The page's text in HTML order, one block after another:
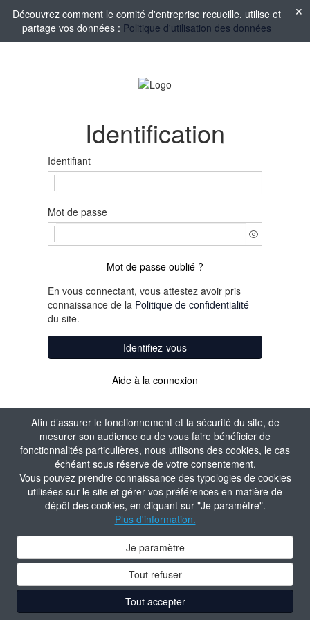
Afin d’assurer le fonctionnement et la sécurité du site, de
mesurer son audience ou de vous faire bénéficier de
fonctionnalités particulières, nous utilisons des cookies, le cas
échéant sous réserve de votre consentement.
Vous pouvez prendre connaissance des typologies de cookies
utilisées sur le site et gérer vos préférences en matière de
dépôt des cookies, en cliquant sur "Je paramètre".
Plus d'information.
Je paramètre
Tout refuser
Tout accepter
Découvrez comment le comité d'entreprise recueille, utilise et
partage vos données : Politique d'utilisation des données
Identification
Identifiant
Mot de passe
Mot de passe oublié ?
En vous connectant, vous attestez avoir pris
connaissance de la Politique de confidentialité
du site.
Identifiez-vous
Aide à la connexion